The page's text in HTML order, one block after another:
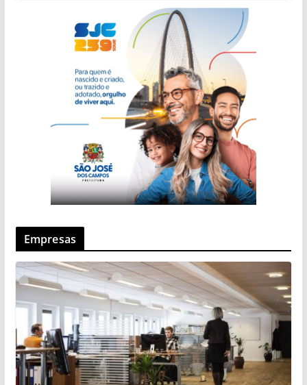
Empresas